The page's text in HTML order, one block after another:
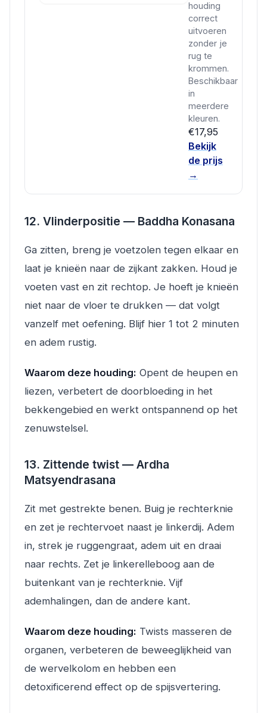
houding
correct
uitvoeren
zonder je
rug te
krommen.
Beschikbaar
in
meerdere
kleuren.
€17,95
Bekijk
de prijs
→
12. Vlinderpositie — Baddha Konasana
Ga zitten, breng je voetzolen tegen elkaar en
laat je knieën naar de zijkant zakken. Houd je
voeten vast en zit rechtop. Je hoeft je knieën
niet naar de vloer te drukken — dat volgt
vanzelf met oefening. Blijf hier 1 tot 2 minuten
en adem rustig.
Waarom deze houding: Opent de heupen en
liezen, verbetert de doorbloeding in het
bekkengebied en werkt ontspannend op het
zenuwstelsel.
13. Zittende twist — Ardha
Matsyendrasana
Zit met gestrekte benen. Buig je rechterknie
en zet je rechtervoet naast je linkerdij. Adem
in, strek je ruggengraat, adem uit en draai
naar rechts. Zet je linkerelleboog aan de
buitenkant van je rechterknie. Vijf
ademhalingen, dan de andere kant.
Waarom deze houding: Twists masseren de
organen, verbeteren de beweeglijkheid van
de wervelkolom en hebben een
detoxificerend effect op de spijsvertering.